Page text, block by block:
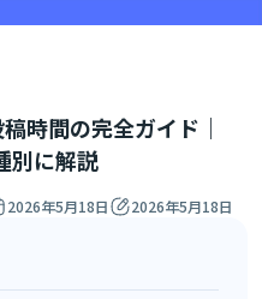
時間の完全ガイド｜
別に解説
2026年5月18日 2026年5月18日